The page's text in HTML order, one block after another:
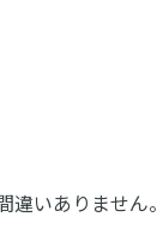
いありません。